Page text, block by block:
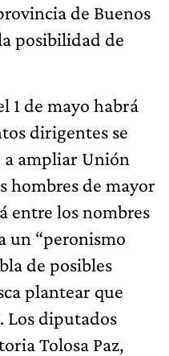
de Buenos
posibilidad de
1 de mayo habrá
dirigentes se
ampliar Unión
hombres de mayor
entre los nombres
un “peronismo
de posibles
plantear que
Los diputados
Tolosa Paz,